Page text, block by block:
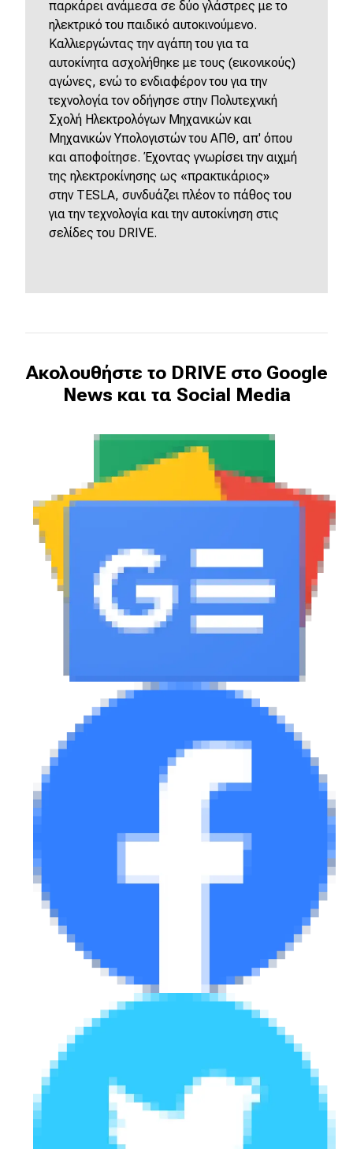
παρκάρει ανάμεσα σε δύο γλάστρες με το
ηλεκτρικό του παιδικό αυτοκινούμενο.
Καλλιεργώντας την αγάπη του για τα
αυτοκίνητα ασχολήθηκε με τους (εικονικούς)
αγώνες, ενώ το ενδιαφέρον του για την
τεχνολογία τον οδήγησε στην Πολυτεχνική
Σχολή Ηλεκτρολόγων Μηχανικών και
Μηχανικών Υπολογιστών του ΑΠΘ, απ' όπου
και αποφοίτησε. Έχοντας γνωρίσει την αιχμή
της ηλεκτροκίνησης ως «πρακτικάριος»
στην TESLA, συνδυάζει πλέον το πάθος του
για την τεχνολογία και την αυτοκίνηση στις
σελίδες του DRIVE.
Ακολουθήστε το DRIVE στο Google
News και τα Social Media